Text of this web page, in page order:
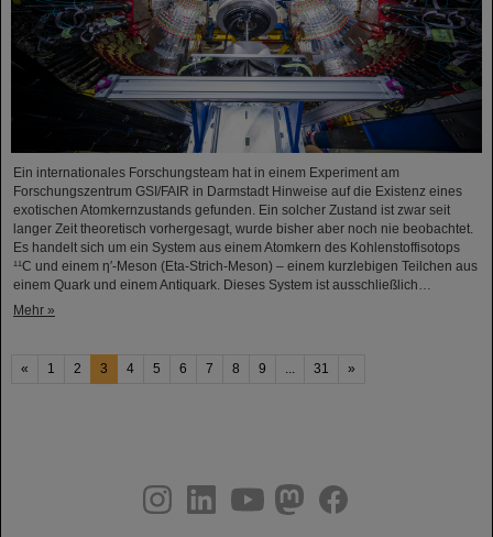
Ein internationales Forschungsteam hat in einem Experiment am
Forschungszentrum GSI/FAIR in Darmstadt Hinweise auf die Existenz eines
exotischen Atomkernzustands gefunden. Ein solcher Zustand ist zwar seit
langer Zeit theoretisch vorhergesagt, wurde bisher aber noch nie beobachtet.
Es handelt sich um ein System aus einem Atomkern des Kohlenstoffisotops
¹¹C und einem η′‑Meson (Eta-Strich-Meson) – einem kurzlebigen Teilchen aus
einem Quark und einem Antiquark. Dieses System ist ausschließlich…
Mehr »
« 1 2 3 4 5 6 7 8 9 ... 31 »
youtubehelmholtz.socialfacebook